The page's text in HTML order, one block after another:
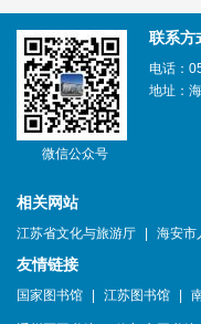
微信公众号
联系方
电话：
地址：
相关网站
江苏省文化与旅游厅 海安市
友情链接
国家图书馆 江苏图书馆